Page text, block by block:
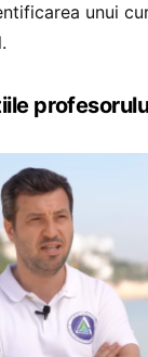
unui